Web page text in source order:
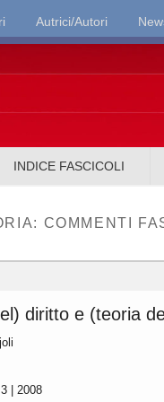
Autrici/Autori
INDICE FASCICOLI
COMMENTI
diritto e (teoria
| 2008